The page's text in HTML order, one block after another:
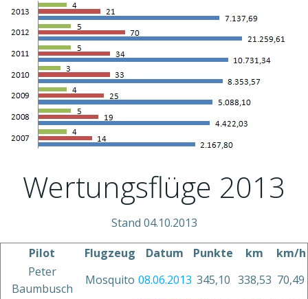
Wertungsflüge 2013
Stand 04.10.2013
Pilot
Flugzeug Datum Punkte km
km/h
Peter
Baumbusch
Mosquito 08.06.2013 345,10 338,53 70,49